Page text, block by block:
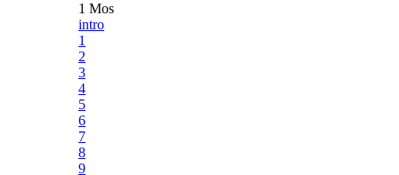
1 Mos
intro
1
2
3
4
5
6
7
8
9